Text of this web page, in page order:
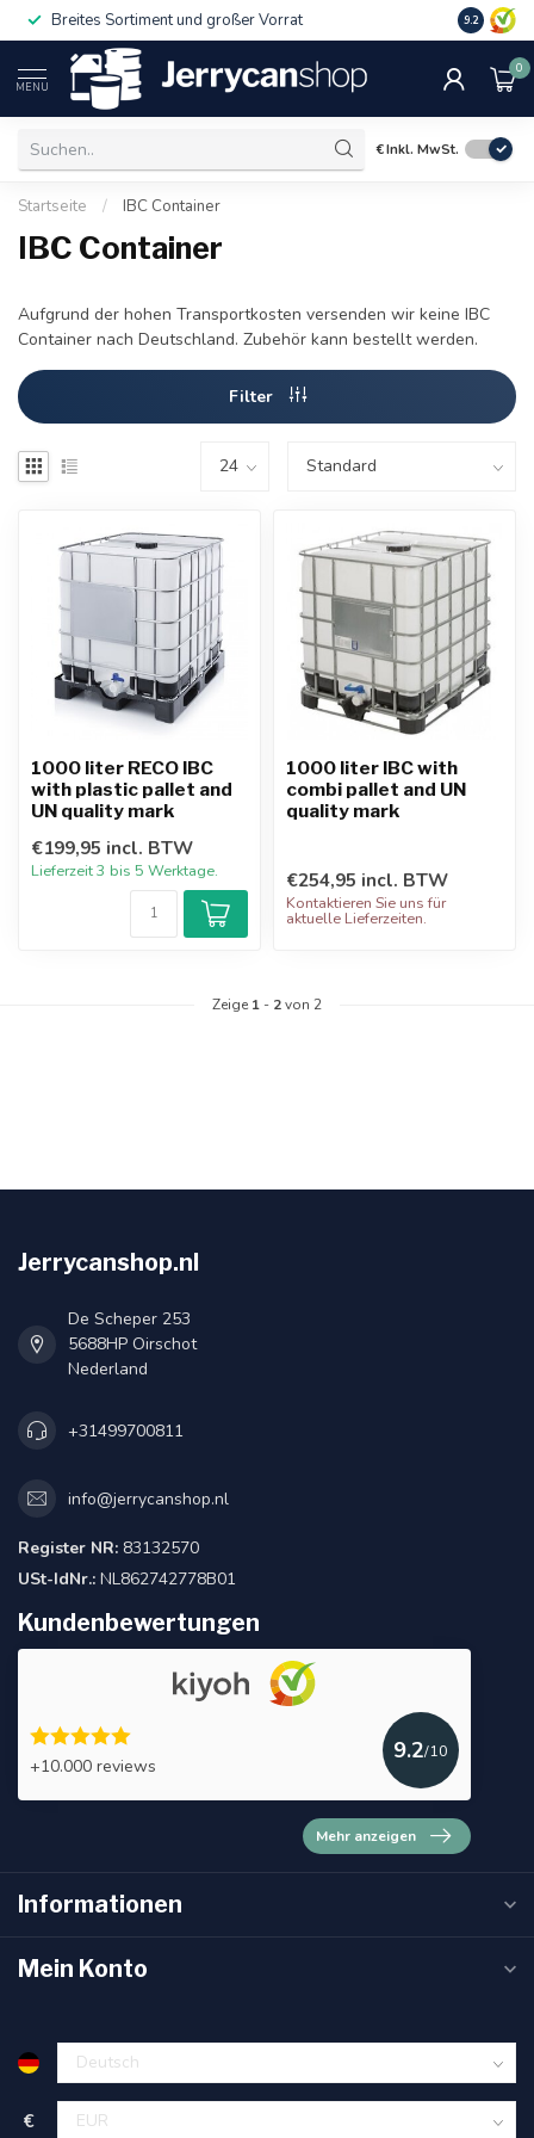
Breites Sortiment und großer Vorrat 9.2
MENU
0
€Inkl. MwSt.
Startseite / IBC Container
IBC Container
Aufgrund der hohen Transportkosten versenden wir keine IBC
Container nach Deutschland. Zubehör kann bestellt werden.
Filter
1000 liter RECO IBC
with plastic pallet and
UN quality mark
€199,95 incl. BTW
Lieferzeit 3 ​​bis 5 Werktage.
1000 liter IBC with
combi pallet and UN
quality mark
€254,95 incl. BTW
Kontaktieren Sie uns für
aktuelle Lieferzeiten.
Zeige 1 - 2von 2
Jerrycanshop.nl
De Scheper 253
5688HP Oirschot
Nederland
+31499700811
info@jerrycanshop.nl
Register NR: 83132570
USt-IdNr.: NL862742778B01
Kundenbewertungen
+10.000 reviews
9.2/10
Mehr anzeigen
Informationen
Mein Konto
€